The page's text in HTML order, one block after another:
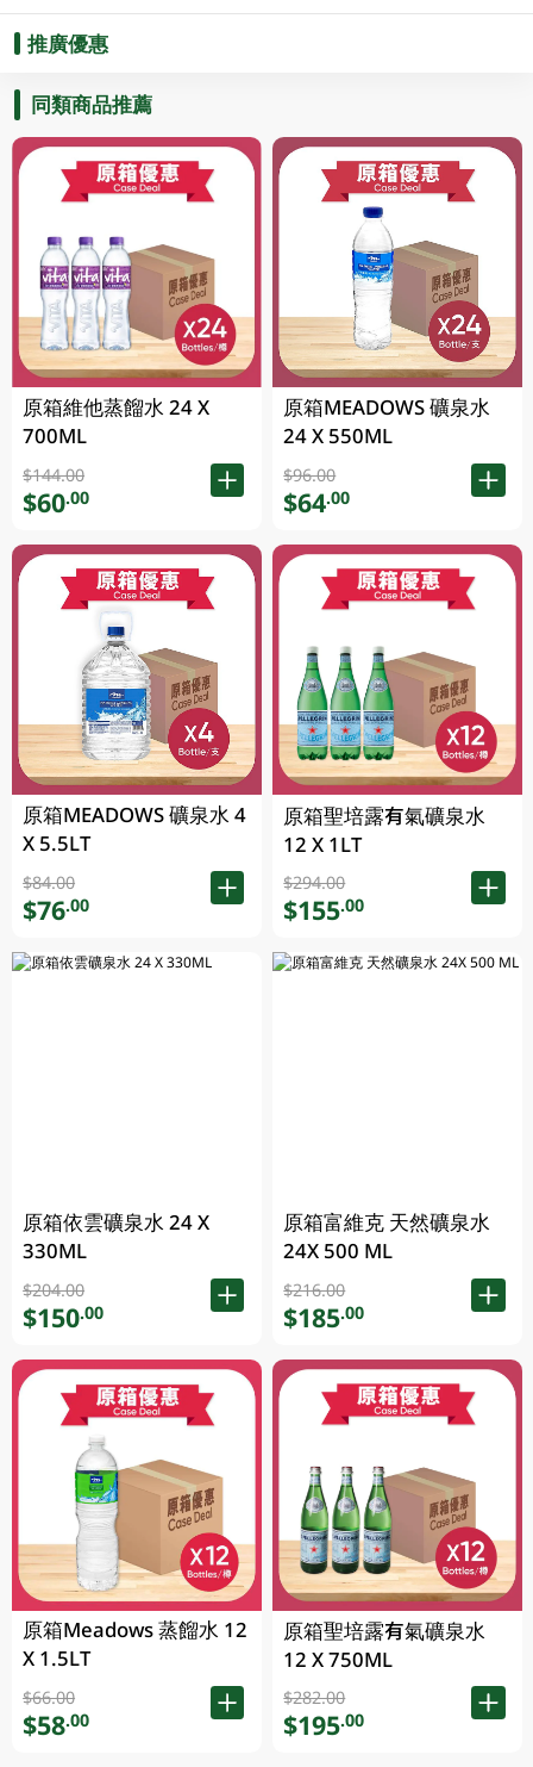
推廣優惠
同類商品推薦
原箱維他蒸餾水 24 X
700ML
$144.00
$60.00
原箱MEADOWS 礦泉水 4
X 5.5LT
$84.00
$76.00
原箱依雲礦泉水 24 X
330ML
$204.00
$150.00
原箱Meadows 蒸餾水 12
X 1.5LT
$66.00
$58.00
原箱MEADOWS 礦泉水
24 X 550ML
$96.00
$64.00
原箱聖培露有氣礦泉水
12 X 1LT
$294.00
$155.00
原箱富維克 天然礦泉水
24X 500 ML
$216.00
$185.00
原箱聖培露有氣礦泉水
12 X 750ML
$282.00
$195.00